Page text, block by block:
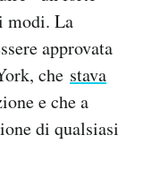
modi. La
approvata
che stava
e che a
di qualsiasi